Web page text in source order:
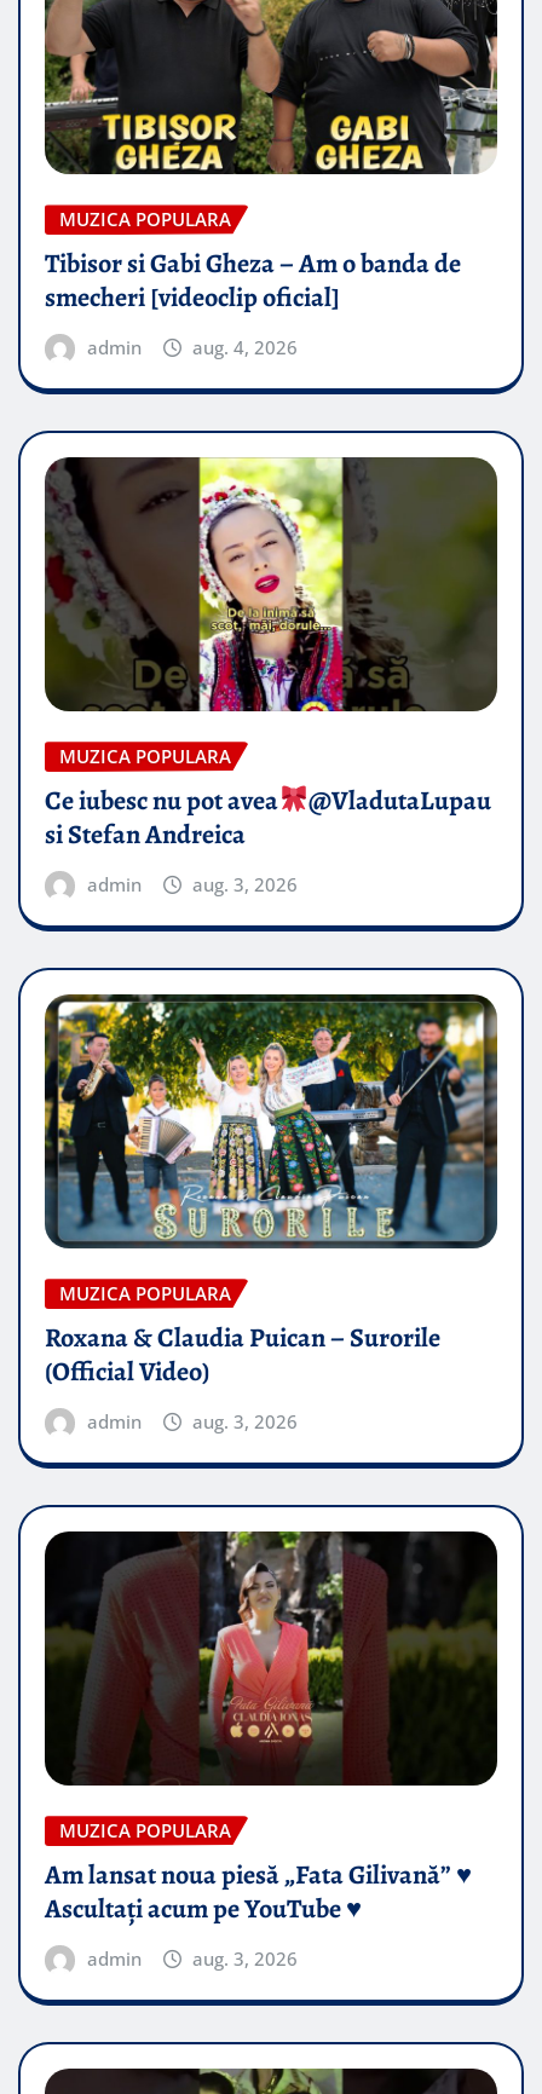
MUZICA POPULARA
Tibisor si Gabi Gheza – Am o banda de
smecheri [videoclip oficial]
admin aug. 4, 2026
MUZICA POPULARA
Ce iubesc nu pot avea
​@VladutaLupau
si Stefan Andreica
admin aug. 3, 2026
MUZICA POPULARA
Roxana & Claudia Puican – Surorile
(Official Video)
admin aug. 3, 2026
MUZICA POPULARA
Am lansat noua piesă „Fata Gilivană” ♥️
Ascultați acum pe YouTube ♥️
admin aug. 3, 2026